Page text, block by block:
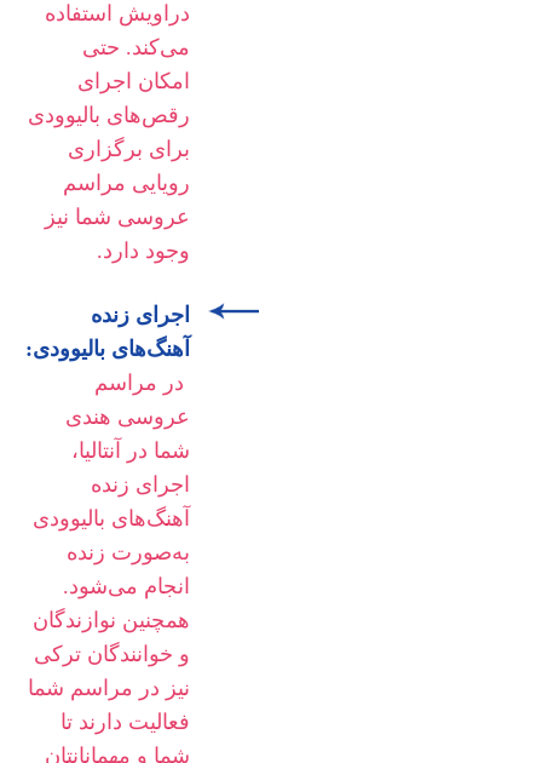
دراویش استفاده
می‌کند. حتی
امکان اجرای
رقص‌های بالیوودی
برای برگزاری
رویایی مراسم
عروسی شما نیز
وجود دارد.
اجرای زنده
آهنگ‌های بالیوودی:
در مراسم
عروسی هندی
شما در آنتالیا،
اجرای زنده
آهنگ‌های بالیوودی
به‌صورت زنده
انجام می‌شود.
همچنین نوازندگان
و خوانندگان ترکی
نیز در مراسم شما
فعالیت دارند تا
شما و مهمانانتان